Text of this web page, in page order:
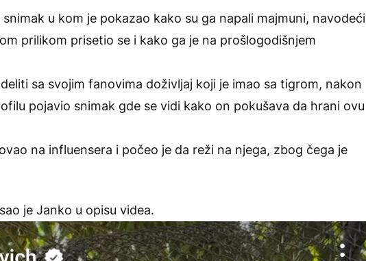
u kom je pokazao kako su ga napali majmuni, navodeći
prilikom prisetio se i kako ga je na prošlogodišnjem
sa svojim fanovima doživljaj koji je imao sa tigrom, nakon
pojavio snimak gde se vidi kako on pokušava da hrani ovu
na influensera i počeo je da reži na njega, zbog čega je
je Janko u opisu videa.